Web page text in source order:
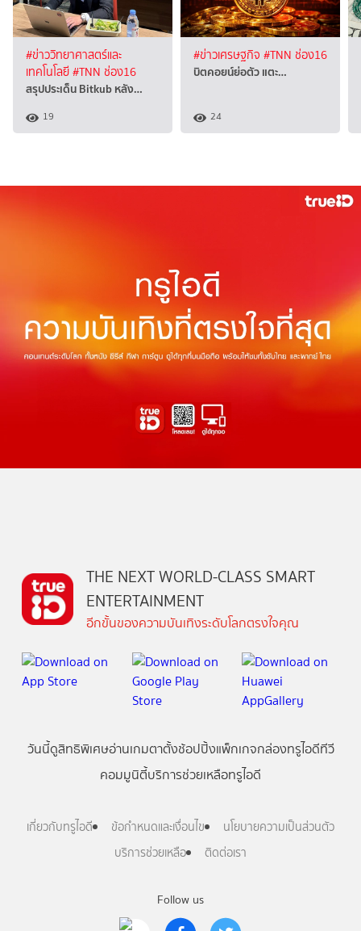
#ข่าววิทยาศาสตร์และ
เทคโนโลยี#TNN ช่อง16
สรุปประเด็น Bitkub หลัง…
19
#ข่าวเศรษฐกิจ #TNN ช่อง16
บิตคอยน์ย่อตัว แตะ…
24
Follow us
THE NEXT WORLD-CLASS SMART
ENTERTAINMENT
อีกขั้นของความบันเทิงระดับโลกตรงใจคุณ
วันนี้ดูสิทธิพิเศษอ่านเกมตาตั้งช้อปปิ้งแพ็กเกจกล่องทรูไอดีทีวี
คอมมูนิตี้บริการช่วยเหลือทรูไอดี
เกี่ยวกับทรูไอดี ข้อกำหนดและเงื่อนไข
นโยบายความเป็นส่วนตัว
บริการช่วยเหลือ
ติดต่อเรา